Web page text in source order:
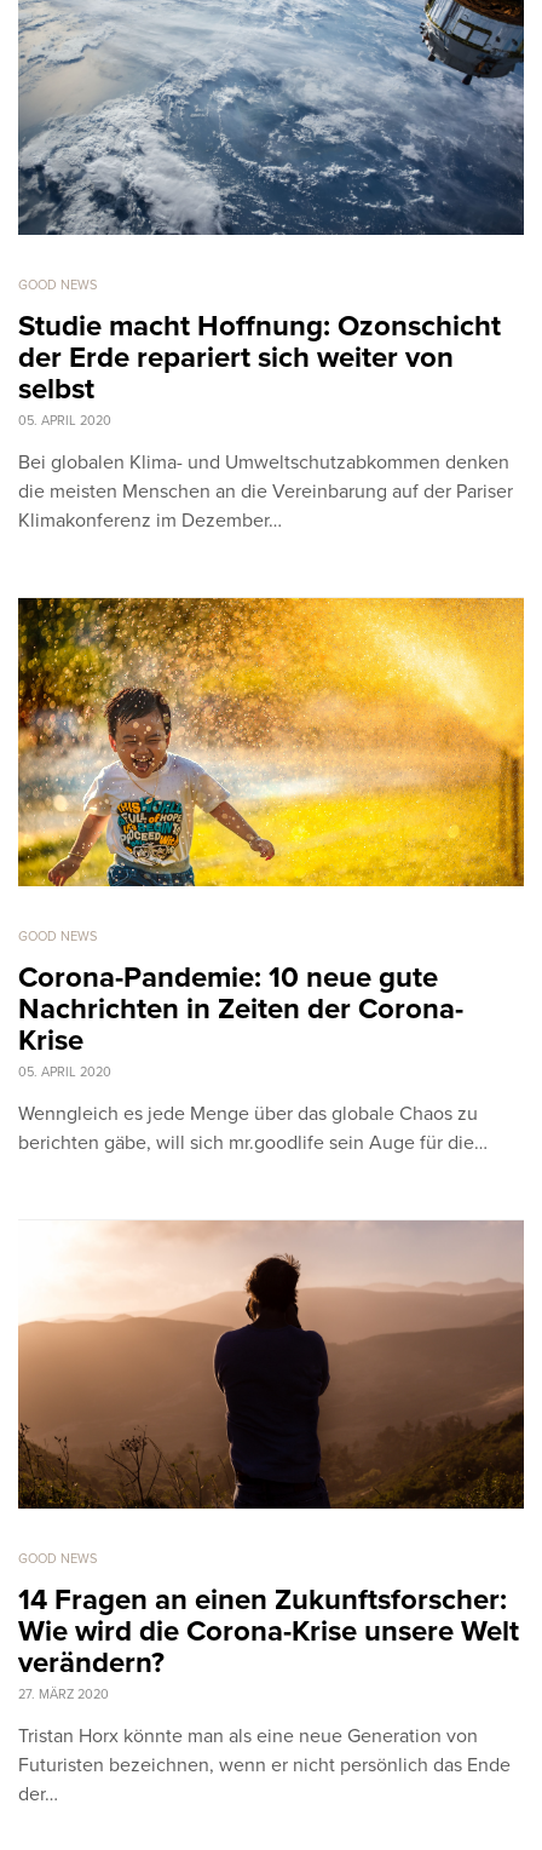
GOOD NEWS
Studie macht Hoffnung: Ozonschicht
der Erde repariert sich weiter von
selbst
05. APRIL 2020
Bei globalen Klima- und Umweltschutzabkommen denken
die meisten Menschen an die Vereinbarung auf der Pariser
Klimakonferenz im Dezember…
GOOD NEWS
Corona-Pandemie: 10 neue gute
Nachrichten in Zeiten der Corona-
Krise
05. APRIL 2020
Wenngleich es jede Menge über das globale Chaos zu
berichten gäbe, will sich mr.goodlife sein Auge für die…
GOOD NEWS
14 Fragen an einen Zukunftsforscher:
Wie wird die Corona-Krise unsere Welt
verändern?
27. MÄRZ 2020
Tristan Horx könnte man als eine neue Generation von
Futuristen bezeichnen, wenn er nicht persönlich das Ende
der…